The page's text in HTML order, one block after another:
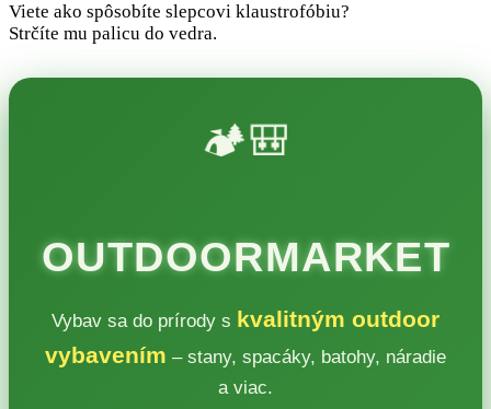
Viete ako spôsobíte slepcovi klaustrofóbiu?
Strčíte mu palicu do vedra.
🏕️🎒
OUTDOORMARKET
Vybav sa do prírody s kvalitným outdoor
vybavením – stany, spacáky, batohy, náradie
a viac.